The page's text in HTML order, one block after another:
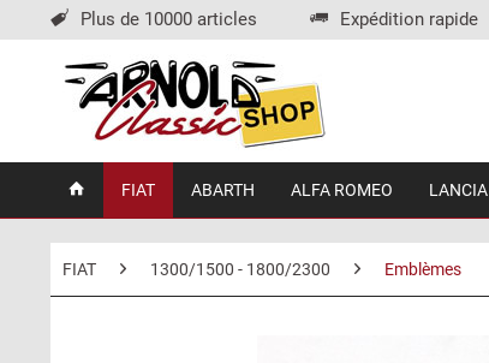
Plus de 10000 articles Expédition rapide
FIAT ABARTH ALFA ROMEO LANCIA
FIAT 1300/1500 - 1800/2300 Emblèmes